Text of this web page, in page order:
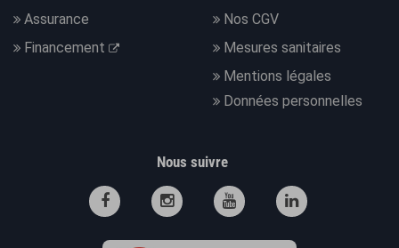
Assurance
Financement
Nos CGV
Mesures sanitaires
Mentions légales
Données personnelles
Nous suivre